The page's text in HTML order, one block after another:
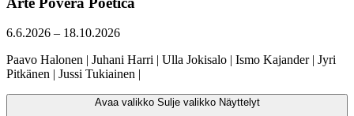
6.6.2026 – 18.10.2026
Paavo Halonen | Juhani Harri | Ulla Jokisalo | Ismo Kajander| Jyri
Pitkänen | Jussi Tukiainen |
Avaa valikko Sulje valikko Näyttelyt